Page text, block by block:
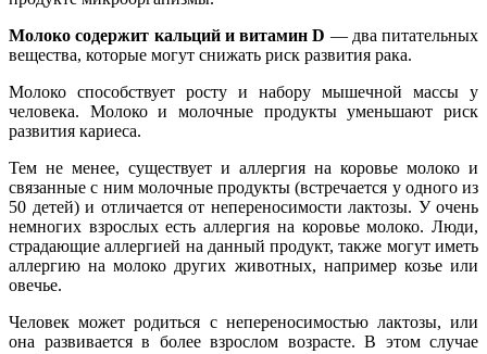
Молоко содержит кальций и витамин D — два питательных
вещества, которые могут снижать риск развития рака.
Молоко способствует росту и набору мышечной массы у
человека. Молоко и молочные продукты уменьшают риск
развития кариеса.
Тем не менее, существует и аллергия на коровье молоко и
связанные с ним молочные продукты (встречается у одного из
50 детей) и отличается от непереносимости лактозы. У очень
немногих взрослых есть аллергия на коровье молоко. Люди,
страдающие аллергией на данный продукт, также могут иметь
аллергию на молоко других животных, например козье или
овечье.
Человек может родиться с непереносимостью лактозы, или
она развивается в более взрослом возрасте. В этом случае